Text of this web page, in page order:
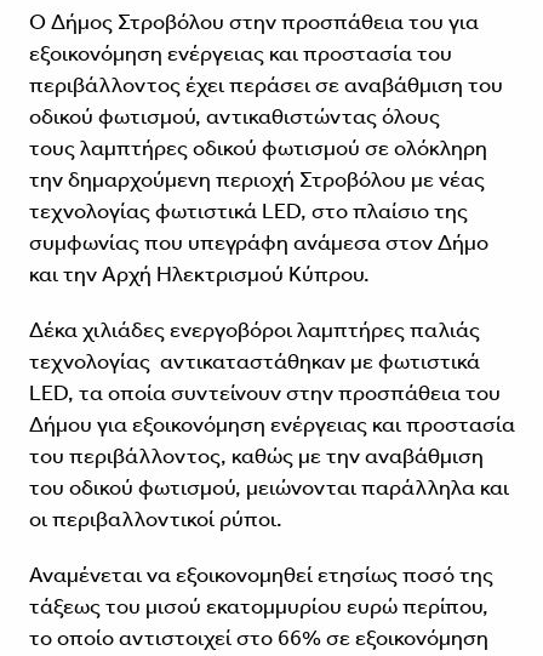
Ο Δήμος Στροβόλου στην προσπάθεια του για
εξοικονόμηση ενέργειας και προστασία του
περιβάλλοντος έχει περάσει σε αναβάθμιση του
οδικού φωτισμού, αντικαθιστώντας όλους
τους λαμπτήρες οδικού φωτισμού σε ολόκληρη
την δημαρχούμενη περιοχή Στροβόλου με νέας
τεχνολογίας φωτιστικά LED, στο πλαίσιο της
συμφωνίας που υπεγράφη ανάμεσα στον Δήμο
και την Αρχή Ηλεκτρισμού Κύπρου.
Δέκα χιλιάδες ενεργοβόροι λαμπτήρες παλιάς
τεχνολογίας αντικαταστάθηκαν με φωτιστικά
LED, τα οποία συντείνουν στην προσπάθεια του
Δήμου για εξοικονόμηση ενέργειας και προστασία
του περιβάλλοντος, καθώς με την αναβάθμιση
του οδικού φωτισμού, μειώνονται παράλληλα και
οι περιβαλλοντικοί ρύποι.
Αναμένεται να εξοικονομηθεί ετησίως ποσό της
τάξεως του μισού εκατομμυρίου ευρώ περίπου,
το οποίο αντιστοιχεί στο 66% σε εξοικονόμηση